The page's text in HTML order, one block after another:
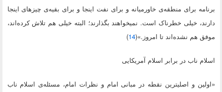
برنامه برای منطقه‌ی خاورمیانه و برای نفت اینجا و برای بقیه‌ی چیزهای اینجا
دارند، خیلی خطرناک است. نمیخواهند بگذارند؛ البته خیلی هم تلاش کرده‌اند،
موفق هم نشده‌اند تا امروز.»(14
)
اسلام ناب در برابر اسلام آمریکایی
«اولین و اصلیترین نقطه در مبانی امام و نظرات امام، مسئله‌ی اسلام ناب